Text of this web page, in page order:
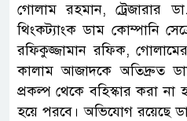
গোলাম রহমান, ট্রেজারার
থিংকট্যাংক ডাম কোম্পানি
রফিকুজ্জামান রফিক,
কালাম আজাদকে অতিদ্রুত
প্রকল্প থেকে বহিস্কার করা
হয়ে পরবে। অভিযোগ রয়েছে